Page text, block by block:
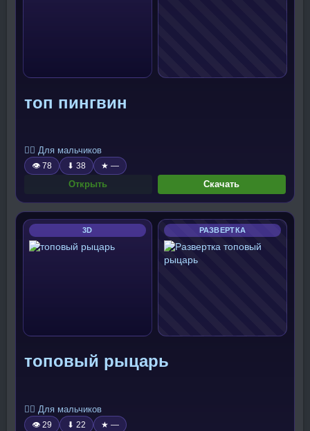
топ пингвин
🧍‍♂️ Для мальчиков
👁 78 ⬇ 38 ★ —
Открыть Скачать
3D РАЗВЕРТКА
топовый рыцарь
🧍‍♂️ Для мальчиков
👁 29 ⬇ 22 ★ —